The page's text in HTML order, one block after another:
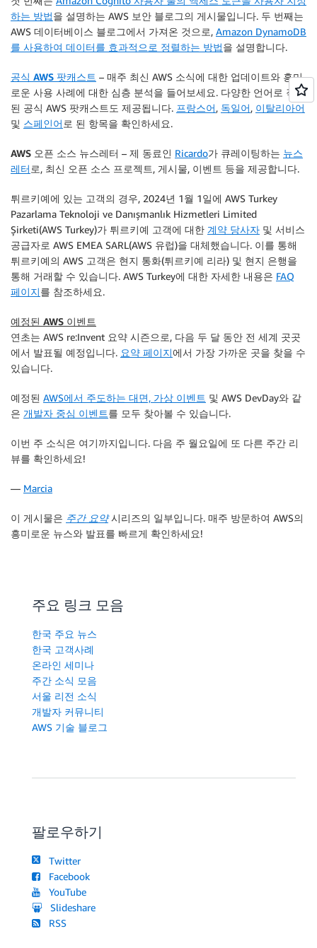
하는 방법을 설명하는 AWS 보안 블로그의 게시물입니다. 두 번째는
AWS 데이터베이스 블로그에서 가져온 것으로, Amazon DynamoDB
를 사용하여 데이터를 효과적으로 정렬하는 방법을 설명합니다.
공식 AWS 팟캐스트 – 매주 최신 AWS 소식에 대한 업데이트와 흥미
로운 사용 사례에 대한 심층 분석을 들어보세요. 다양한 언어로 작성
된 공식 AWS 팟캐스트도 제공됩니다. 프랑스어, 독일어, 이탈리아어
및 스페인어 로 된 항목을 확인하세요.
AWS 오픈 소스 뉴스레터 – 제 동료인 Ricardo가 큐레이팅하는 뉴스
레터 로, 최신 오픈 소스 프로젝트, 게시물, 이벤트 등을 제공합니다.
튀르키예에 있는 고객의 경우, 2024년 1월 1일에 AWS Turkey
Pazarlama Teknoloji ve Danışmanlık Hizmetleri Limited
Şirketi(AWS Turkey)가 튀르키예 고객에 대한 계약 당사자 및 서비스
공급자로 AWS EMEA SARL(AWS 유럽)을 대체했습니다. 이를 통해
튀르키예의 AWS 고객은 현지 통화(튀르키예 리라) 및 현지 은행을
통해 거래할 수 있습니다. AWS Turkey에 대한 자세한 내용은 FAQ
페이지를 참조하세요.
예정된 AWS 이벤트
연초는 AWS re:Invent 요약 시즌으로, 다음 두 달 동안 전 세계 곳곳
에서 발표될 예정입니다. 요약 페이지에서 가장 가까운 곳을 찾을 수
있습니다.
예정된 AWS에서 주도하는 대면, 가상 이벤트 및 AWS DevDay와 같
은 개발자 중심 이벤트를 모두 찾아볼 수 있습니다.
이번 주 소식은 여기까지입니다. 다음 주 월요일에 또 다른 주간 리
뷰를 확인하세요!
— Marcia
이 게시물은 주간 요약시리즈의 일부입니다. 매주 방문하여 AWS의
흥미로운 뉴스와 발표를 빠르게 확인하세요!
주요 링크 모음
한국 주요 뉴스
한국 고객사례
온라인 세미나
주간 소식 모음
서울 리전 소식
개발자 커뮤니티
AWS 기술 블로그
팔로우하기
Twitter
Facebook
YouTube
Slideshare
RSS